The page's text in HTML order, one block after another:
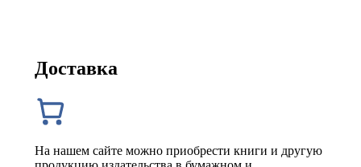
Доставка
На нашем сайте можно приобрести книги и другую